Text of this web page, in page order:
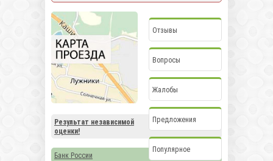
Отзывы
Вопросы
Жалобы
Предложения
Популярное
Результат независимой
оценки!
Банк России